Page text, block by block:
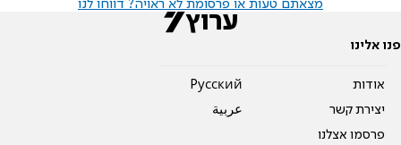
מצאתם טעות או פרסומת לא ראויה? דווחו לנו
פנו אלינו
אודות
יצירת קשר
פרסמו אצלנו
Pусский
عربية